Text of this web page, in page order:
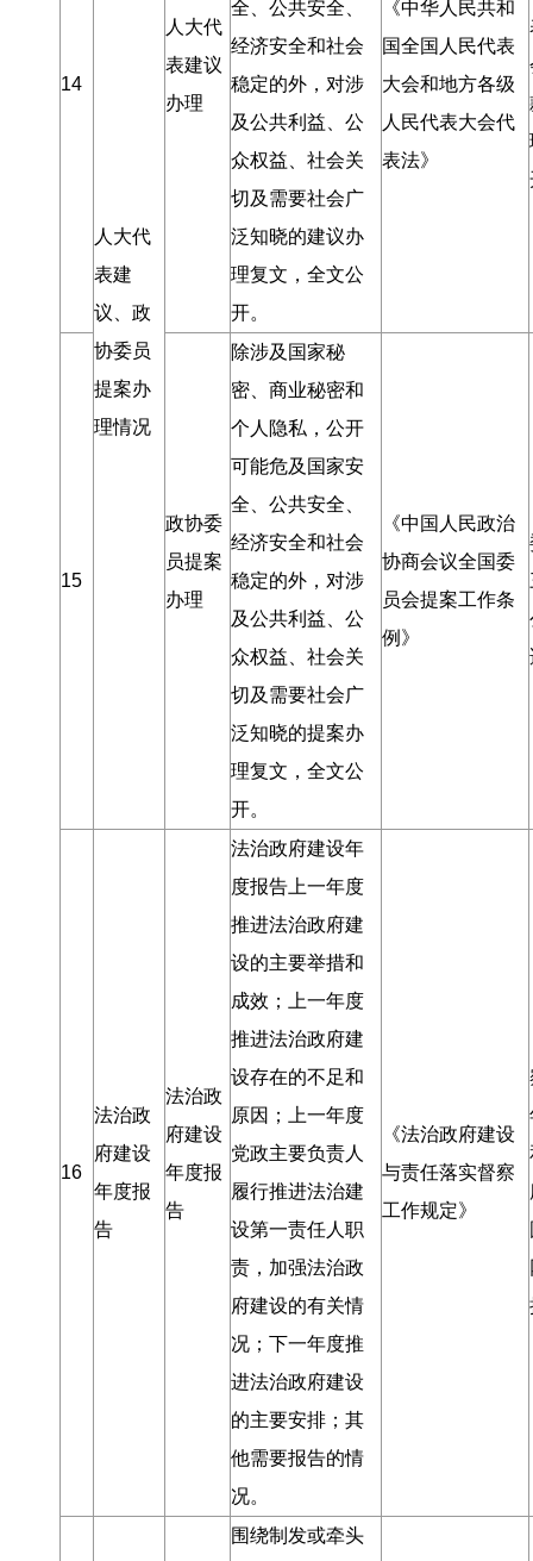
14
人大代
表建
议、政
协委员
提案办
理情况
人大代
表建议
办理
全、公共安全、
经济安全和社会
稳定的外 ， 对涉
及公共利益、公
众权益、社会关
切及需要社会广
泛知晓的建议办
理复文 ， 全文公
开。
《中华人民共和
国全国人民代表
大会和地方各级
人民代表大会代
表法》
15
政协委
员提案
办理
除涉及国家秘
密、商业秘密和
个人隐私 ， 公开
可能危及国家安
全、公共安全、
经济安全和社会
稳定的外 ， 对涉
及公共利益、公
众权益、社会关
切及需要社会广
泛知晓的提案办
理复文 ， 全文公
开。
《中国人民政治
协商会议全国委
员会提案工作条
例》
16
法治政
府建设
年度报
告
法治政
府建设
年度报
告
法治政府建设年
度报告上一年度
推进法治政府建
设的主要举措和
成效 ；
上一年度
推进法治政府建
设存在的不足和
原因 ；
上一年度
党政主要负责人
履行推进法治建
设第一责任人职
责 ， 加强法治政
府建设的有关情
况 ； 下一年度推
进法治政府建设
的主要安排 ； 其
他需要报告的情
况。
《法治政府建设
与责任落实督察
工作规定》
围绕制发或牵头